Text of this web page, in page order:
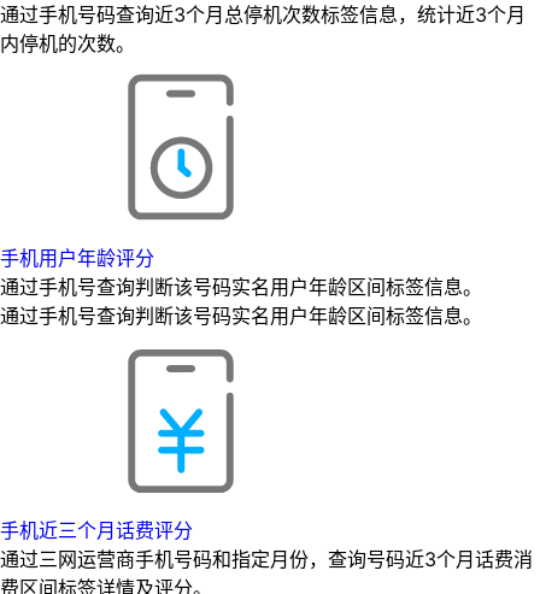
通过手机号码查询近3个月总停机次数标签信息，统计近3个月
内停机的次数。
手机用户年龄评分
通过手机号查询判断该号码实名用户年龄区间标签信息。
通过手机号查询判断该号码实名用户年龄区间标签信息。
手机近三个月话费评分
通过三网运营商手机号码和指定月份，查询号码近3个月话费消
费区间标签详情及评分。